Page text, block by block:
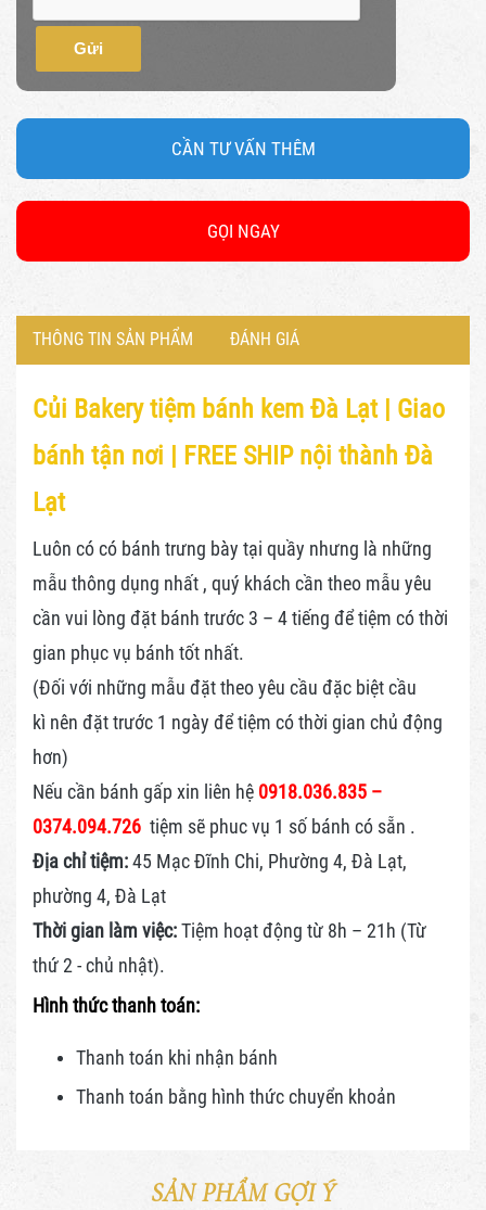
Gửi
CẦN TƯ VẤN THÊM
GỌI NGAY
THÔNG TIN SẢN PHẨM ĐÁNH GIÁ
Củi Bakery tiệm bánh kem Đà Lạt | Giao
bánh tận nơi | FREE SHIP nội thành Đà
Lạt
Luôn có có bánh trưng bày tại quầy nhưng là những
mẫu thông dụng nhất , quý khách cần theo mẫu yêu
cần vui lòng đặt bánh trước 3 – 4 tiếng để tiệm có thời
gian phục vụ bánh tốt nhất.
(Đối với những mẫu đặt theo yêu cầu đặc biệt cầu
kì nên đặt trước 1 ngày để tiệm có thời gian chủ động
hơn)
Nếu cần bánh gấp xin liên hệ 0918.036.835 –
0374.094.726 tiệm sẽ phuc vụ 1 số bánh có sẵn .
Địa chỉ tiệm:45 Mạc Đĩnh Chi, Phường 4, Đà Lạt,
phường 4, Đà Lạt
Thời gian làm việc:Tiệm hoạt động từ 8h – 21h (Từ
thứ 2 - chủ nhật).
Hình thức thanh toán:
Thanh toán khi nhận bánh
Thanh toán bằng hình thứcchuyển khoản
SẢN PHẨM GỢI Ý